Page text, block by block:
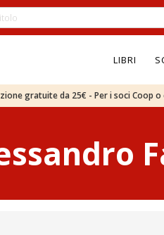
LIBRI
gratuite da 25€ - Per i soci